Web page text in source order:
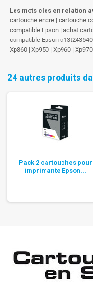
Les mots clés en relation
cartouche encre | cartouche
compatible Epson | achat
compatible Epson
Xp860 | Xp950 | Xp960 | Xp970
24 autres produits
Pack 2 cartouches pour
imprimante Epson...